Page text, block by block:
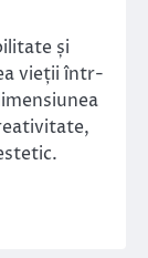
și
vieții într-